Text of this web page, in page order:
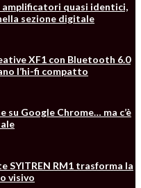
amplificatori quasi identici,
sezione digitale
XF1 con Bluetooth 6.0
l’hi-fi compatto
su Google Chrome… ma c’è
SYITREN RM1 trasforma la
visivo